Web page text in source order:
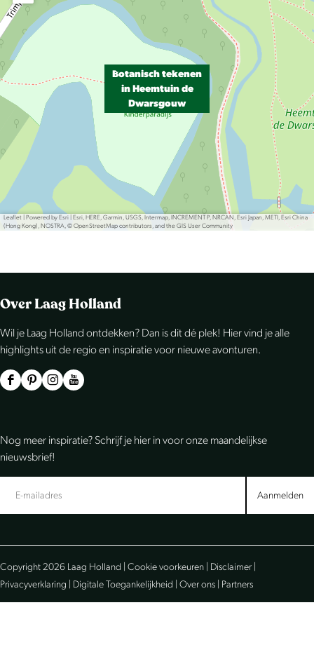
Botanisch tekenen
in Heemtuin de
Dwarsgouw
Leaflet Powered by Esri | Esri, HERE, Garmin, USGS, Intermap, INCREMENT P, NRCAN, Esri Japan, METI, Esri China
(Hong Kong), NOSTRA, © OpenStreetMap contributors, and the GIS User Community
Over Laag Holland
Wil je Laag Holland ontdekken? Dan is dit dé plek! Hier vind je alle
highlights uit de regio en inspiratie voor nieuwe avonturen.
F
e
b
o
o
a
a
P
t
e
r
e
L
a
I
t
a
g
r
L
a
Y
u
e
a
g
Nog meer inspiratie? Schrijf je hier in voor onze maandelijkse
nieuwsbrief!
Aanmelden
Copyright 2026 Laag Holland | Cookie voorkeuren Disclaimer
Privacyverklaring
Digitale Toegankelijkheid Over ons Partners